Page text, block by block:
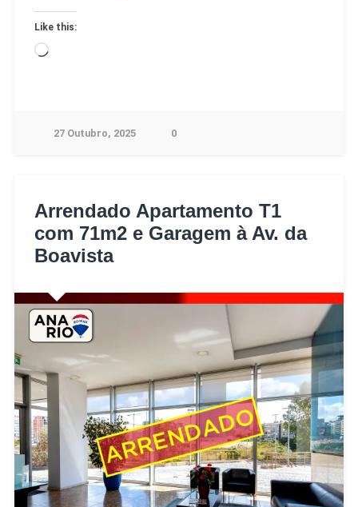
Like this:
27 Outubro, 2025 0
Arrendado Apartamento T1
com 71m2 e Garagem à Av. da
Boavista